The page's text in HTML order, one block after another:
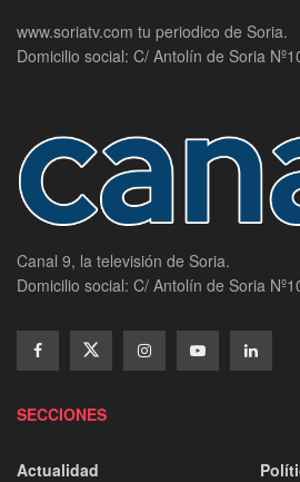
www.soriatv.com tu periodico de Soria.
Domicilio social: C/ Antolín de Soria
Canal 9, la televisión de Soria.
Domicilio social: C/ Antolín de Soria
SECCIONES
Actualidad